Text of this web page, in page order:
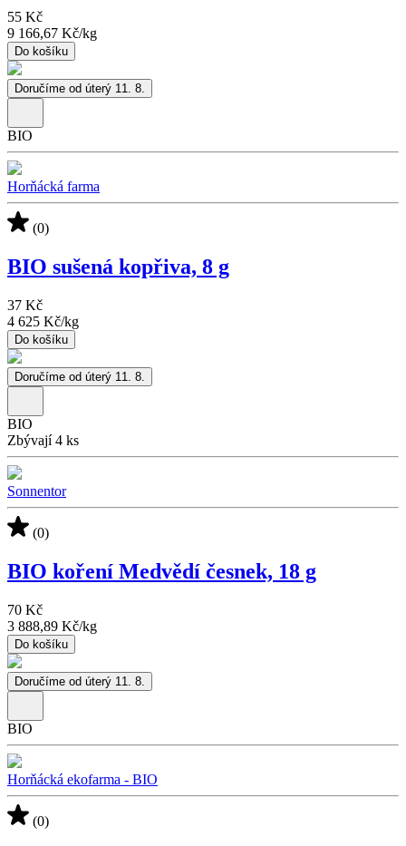
55 Kč
9 166,67 Kč/kg
Do košíku
Doručíme od úterý 11. 8.
BIO
Horňácká farma
(0)
BIO sušená kopřiva, 8 g
37 Kč
4 625 Kč/kg
Do košíku
Doručíme od úterý 11. 8.
BIO
Zbývají 4 ks
Sonnentor
(0)
BIO koření Medvědí česnek, 18 g
70 Kč
3 888,89 Kč/kg
Do košíku
Doručíme od úterý 11. 8.
BIO
Horňácká ekofarma - BIO
(0)